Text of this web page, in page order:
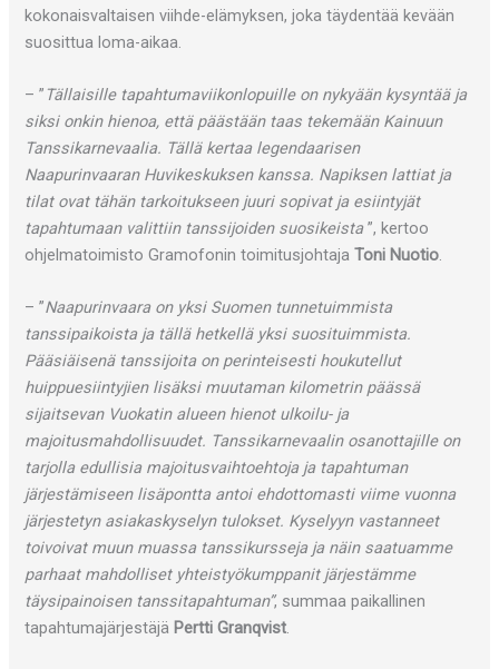
kokonaisvaltaisen viihde-elämyksen, joka täydentää kevään
suosittua loma-aikaa.
– ” Tällaisille tapahtumaviikonlopuille on nykyään kysyntää ja
siksi onkin hienoa, että päästään taas tekemään Kainuun
Tanssikarnevaalia. Tällä kertaa legendaarisen
Naapurinvaaran Huvikeskuksen kanssa. Napiksen lattiat ja
tilat ovat tähän tarkoitukseen juuri sopivat ja esiintyjät
tapahtumaan valittiin tanssijoiden suosikeista ”, kertoo
ohjelmatoimisto Gramofonin toimitusjohtajaToni Nuotio.
– ”Naapurinvaara on yksi Suomen tunnetuimmista
tanssipaikoista ja tällä hetkellä yksi suosituimmista.
Pääsiäisenä tanssijoita on perinteisesti houkutellut
huippuesiintyjien lisäksi muutaman kilometrin päässä
sijaitsevan Vuokatin alueen hienot ulkoilu- ja
majoitusmahdollisuudet. Tanssikarnevaalin osanottajille on
tarjolla edullisia majoitusvaihtoehtoja ja tapahtuman
järjestämiseen lisäpontta antoi ehdottomasti viime vuonna
järjestetyn asiakaskyselyn tulokset. Kyselyyn vastanneet
toivoivat muun muassa tanssikursseja ja näin saatuamme
parhaat mahdolliset yhteistyökumppanit järjestämme
täysipainoisen tanssitapahtuman”, summaa paikallinen
tapahtumajärjestäjä Pertti Granqvist.